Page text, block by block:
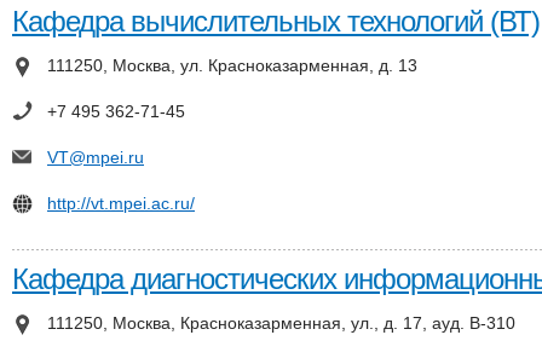
Кафедра вычислительных технологий (ВТ)
111250, Москва, ул. Красноказарменная, д. 13
+7 495 362-71-45
VT@mpei.ru
http://vt.mpei.ac.ru/
Кафедра диагностических
111250, Москва, Красноказарменная, ул., д. 17, ауд. В-310